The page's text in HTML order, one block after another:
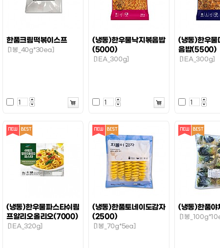
한품크림떡볶이스프
[1봉_40g*30ea]
(냉동)한우물낙지볶음밥
(5000)
[1EA_300g]
(냉동)한우물
음밥(5500)
[1EA_300g]
(냉동)한우물파스타쉬림
프알리오올리오(7000)
[1EA_320g]
(냉동)한품토네이도감자
(2500)
[1봉_70g*5ea]
(냉동)한품야
[1봉